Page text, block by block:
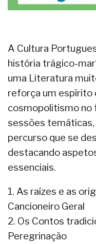
A Cultura
história trágico-
uma Literatura
reforça um espírito
cosmopolitismo no
sessões
percurso que se
destacando
essenciais.
1. As raízes e as
Cancioneiro Geral
2. Os Contos
Peregrinação